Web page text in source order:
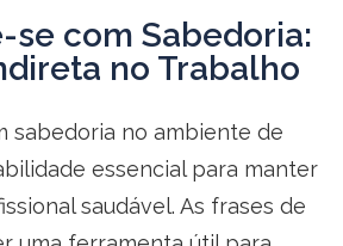
se com Sabedoria:
no Trabalho
sabedoria no ambiente de
essencial para manter
saudável. As frases de